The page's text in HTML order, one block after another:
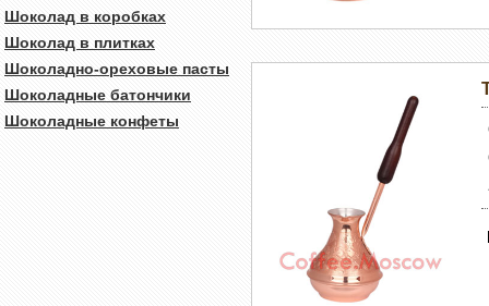
Шоколад в коробках
Шоколад в плитках
Шоколадно-ореховые пасты
Шоколадные батончики
Шоколадные конфеты